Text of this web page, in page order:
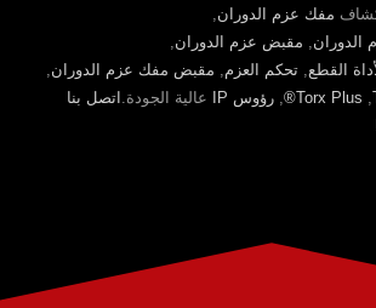
مفك عزم الدوران,
, مقبض عزم الدوران,
القطع, تحكم العزم, مقبض مفك عزم الدوران,
,
Torx Plus®
, رؤوس IP عالية الجودة. اتصل بنا